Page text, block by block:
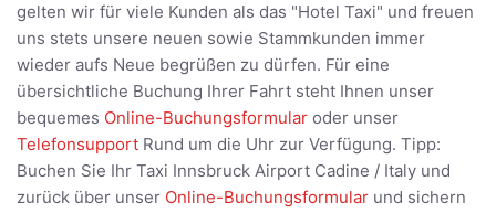
gelten wir für viele Kunden als das "Hotel Taxi" und freuen
uns stets unsere neuen sowie Stammkunden immer
wieder aufs Neue begrüßen zu dürfen. Für eine
übersichtliche Buchung Ihrer Fahrt steht Ihnen unser
bequemes Online-Buchungsformular oder unser
Telefonsupport Rund um die Uhr zur Verfügung. Tipp:
Buchen Sie Ihr Taxi Innsbruck Airport Cadine / Italy und
zurück über unser Online-Buchungsformular und sichern